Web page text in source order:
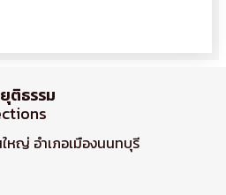
ติธรรม
ญ่ อำเภอเมืองนนทบุรี